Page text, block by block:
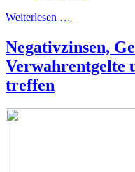
Weiterlesen …
Negativzinsen,
Verwahrentgelte
treffen